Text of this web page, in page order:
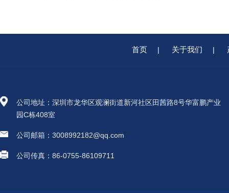
首页 | 关于我们 |
公司地址：深圳市龙华区观澜街道新河社区田茜路8号华富鹏产业
园C栋408室
公司邮箱：3008992182@qq.com
公司传真：86-0755-86109711